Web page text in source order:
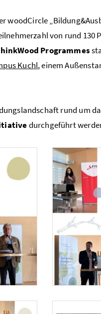
woodCircle
von rund 130
Programmes
Kuchl, einem
rund um
durchgeführt